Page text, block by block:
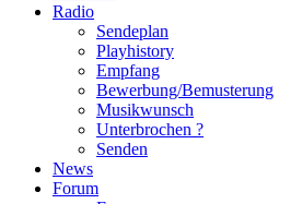
Radio
Sendeplan
Playhistory
Empfang
Bewerbung/Bemusterung
Musikwunsch
Unterbrochen ?
Senden
News
Forum